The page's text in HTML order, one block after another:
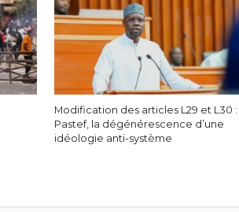
Modification des articles L29 et L30 :
Pastef, la dégénérescence d’une
idéologie anti-système